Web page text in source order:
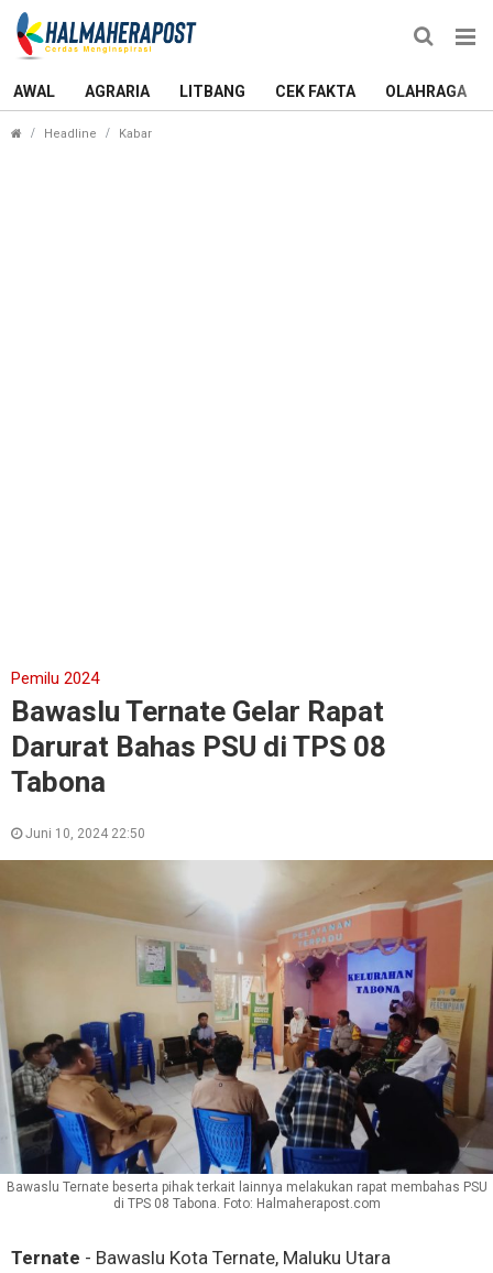
AWAL AGRARIA LITBANG CEK FAKTA OLAHRAGA
Headline Kabar
Pemilu 2024
Bawaslu Ternate Gelar Rapat
Darurat Bahas PSU di TPS 08
Tabona
Juni 10, 2024 22:50
Bawaslu Ternate beserta pihak terkait lainnya melakukan rapat membahas PSU
di TPS 08 Tabona. Foto: Halmaherapost.com
Ternate - Bawaslu Kota Ternate, Maluku Utara